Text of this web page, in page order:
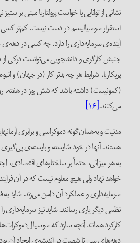
نشانی از توانایی یا خواست پرولتاریا مبنی بر
استقرار سوسیالیسم در دست نیست. کم‌تر
آینده‌ی سرمایه‌داری را دارد. چه کسی در
جنبش کارگری و دانشجویی می‌توانست درکی از
پریکاریا، شرایط هر چه بدتر کار (در جهان) و
(کمونیست) داشته باشد که شش روز در هفته،
می‌کنند.[۱۶]
مدنیت و به‌همان‌گونه دموکراسی و برابری
هستند. آنها در خود شایسته و بایسته‌ی
به هر میزانی، حتماً بر ساختارهای اقتصادی،
خواهد نهاد ولی هیچ معلوم نیست که در آن
سرمایه‌داری و عملکرد آن دامن می‌زند. شاید
نظمی دیگر یاری رسانند. شاید نیز سرمایه‌داری
کارکرد همانند آنچه سازد که